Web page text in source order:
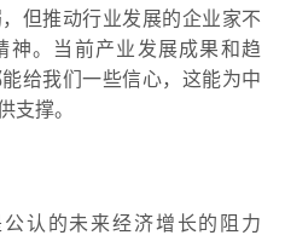
但推动行业发展的企业家不
神。当前产业发展成果和趋
给我们一些信心，这能为中
支撑。
认的未来经济增长的阻力